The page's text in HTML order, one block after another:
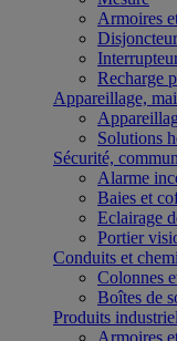
Armoires
Recharge
Appareillage,
Solutions
Sécurité,
Alarme
Baies et
Eclairage
Portier
Conduits et
Colonnes
Boîtes de
Produits
Armoires